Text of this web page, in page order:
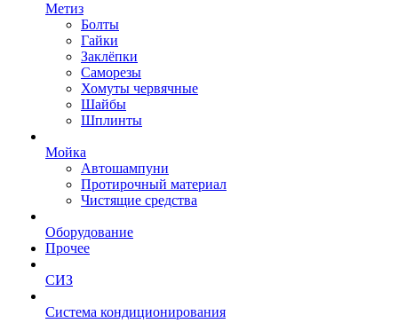
Метиз
Болты
Гайки
Заклёпки
Саморезы
Хомуты червячные
Шайбы
Шплинты
Мойка
Автошампуни
Протирочный материал
Чистящие средства
Оборудование
Прочее
СИЗ
Система кондиционирования